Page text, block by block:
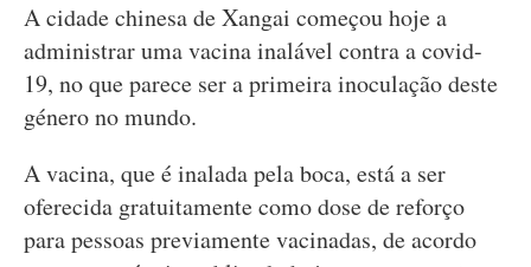
A cidade chinesa de Xangai começou hoje a
administrar uma vacina inalável contra a covid-
19, no que parece ser a primeira inoculação deste
género no mundo.
A vacina, que é inalada pela boca, está a ser
oferecida gratuitamente como dose de reforço
para pessoas previamente vacinadas, de acordo